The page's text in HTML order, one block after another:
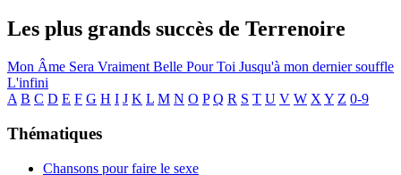
Les plus grands succès de Terrenoire
Mon Âme Sera Vraiment Belle Pour Toi Jusqu'à mon dernier souffle
L'infini
A B C D E F G H I J K L M N O P Q R S T U V W X Y Z 0-9
Thématiques
Chansons pour faire le sexe